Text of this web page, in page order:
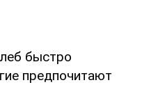
быстро
предпочитают